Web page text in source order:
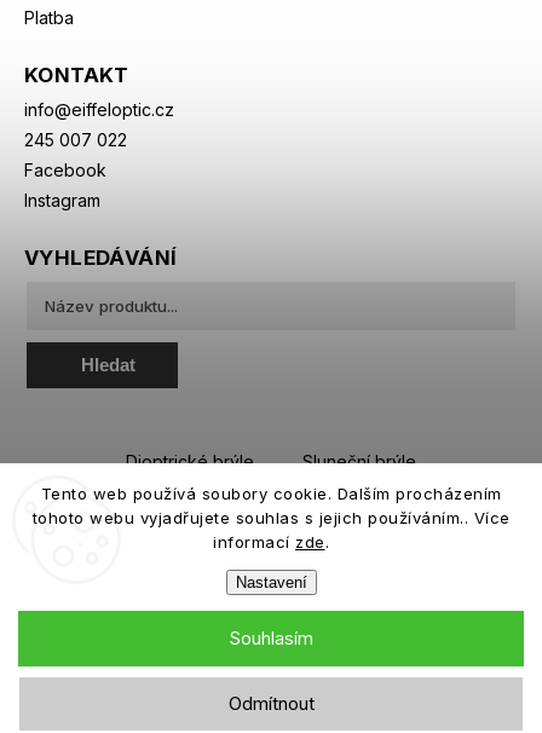
Tento web používá soubory cookie. Dalším procházením
tohoto webu vyjadřujete souhlas s jejich používáním.. Více
informací zde.
Nastavení
Odmítnout
Souhlasím
Platba
KONTAKT
info@eiffeloptic.cz
245 007 022
Facebook
Instagram
VYHLEDÁVÁNÍ
Hledat
Dioptrické brýle
Sluneční brýle
Sportovní brýle
Kontaktní čočky
Roztoky a oční kapky
Copyright 2026eiffeloptic.cz. Všechna práva vyhrazena.